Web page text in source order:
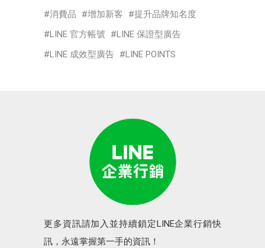
消費品
增加新客
提升品牌知名度
LINE 官方帳號
LINE 保證型廣告
LINE 成效型廣告
LINE POINTS
更多資訊請加入並持續鎖定LINE企業行銷快
訊，永遠掌握第一手的資訊！